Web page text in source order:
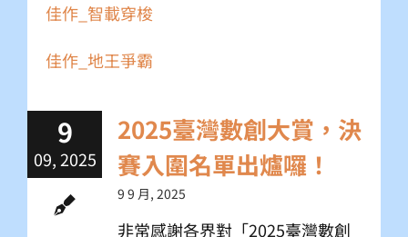
佳作_智載穿梭
佳作_地王爭霸
9
09, 2025
2025臺灣數創大賞，決
賽入圍名單出爐囉！
9 9 月, 2025
非常感謝各界對「2025臺灣數創